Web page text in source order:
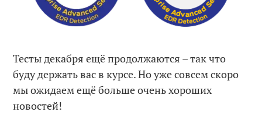
Тесты декабря ещё продолжаются – так что
буду держать вас в курсе. Но уже совсем скоро
мы ожидаем ещё больше очень хороших
новостей!